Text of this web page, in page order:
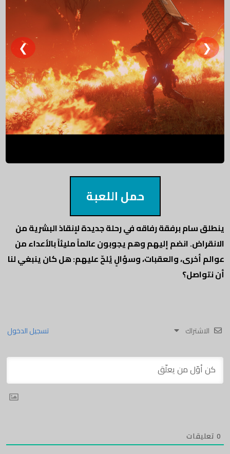
❮ ❯
حمل اللعبة
ينطلق سام برفقة رفاقه في رحلة جديدة لإنقاذ البشرية من
الانقراض. انضم إليهم وهم يجوبون عالماً مليئاً بالأعداء من
عوالم أخرى، والعقبات، وسؤالٍ يُلحّ عليهم: هل كان ينبغي لنا
أن نتواصل؟
الاشتراك تسجيل الدخول
0 تعليقات